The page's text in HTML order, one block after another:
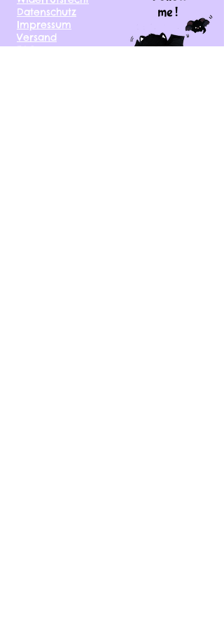
Datenschutz
Impressum
Versand
FAQ
me !